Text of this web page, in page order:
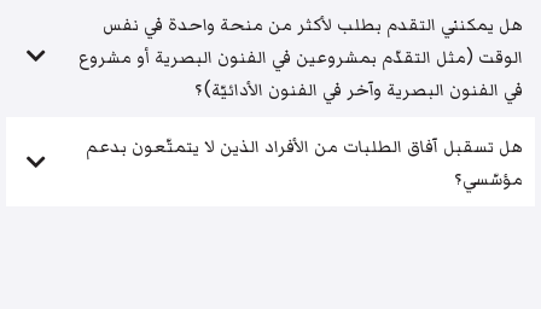
هل يمكنني التقدم بطلب لأكثر من منحة واحدة في نفس
الوقت (مثل التقدّم بمشروعين في الفنون البصرية أو مشروع
في الفنون البصرية وآخر في الفنون الأدائيّة)؟
هل تسقبل آفاق الطلبات من الأفراد الذين لا يتمتّعون بدعم
مؤسّسي؟